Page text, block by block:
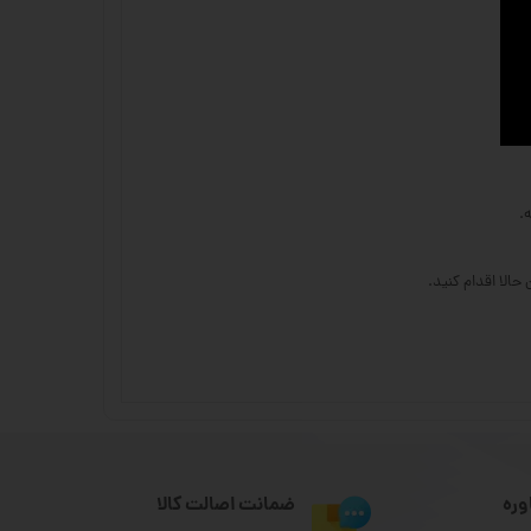
اقدام کنید.
ضمانت اصالت کالا